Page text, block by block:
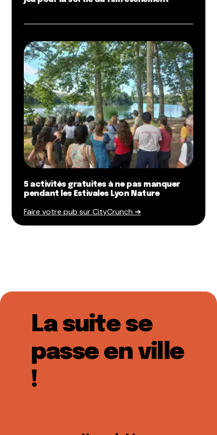
5 activités gratuites à ne pas manquer
pendant les Estivales Lyon Nature
Faire votre pub sur CityCrunch ➔
La suite se
passe en ville
!